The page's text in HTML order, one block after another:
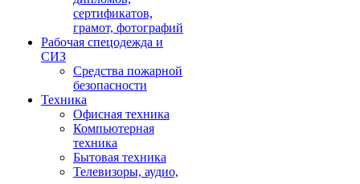
сертификатов,
грамот, фотографий
Рабочая спецодежда и
СИЗ
Средства пожарной
безопасности
Техника
Офисная техника
Компьютерная
техника
Бытовая техника
Телевизоры, аудио,